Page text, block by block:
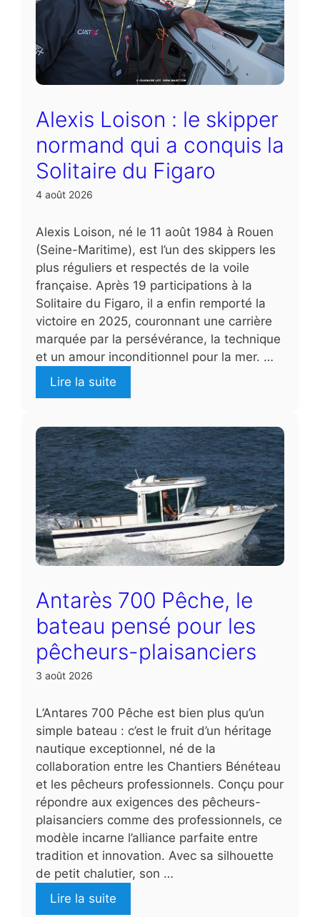
Alexis Loison : le skipper
normand qui a conquis la
Solitaire du Figaro
4 août 2026
Alexis Loison, né le 11 août 1984 à Rouen
(Seine-Maritime), est l’un des skippers les
plus réguliers et respectés de la voile
française. Après 19 participations à la
Solitaire du Figaro, il a enfin remporté la
victoire en 2025, couronnant une carrière
marquée par la persévérance, la technique
et un amour inconditionnel pour la mer. …
Lire la suite
Antarès 700 Pêche, le
bateau pensé pour les
pêcheurs-plaisanciers
3 août 2026
L’Antares 700 Pêche est bien plus qu’un
simple bateau : c’est le fruit d’un héritage
nautique exceptionnel, né de la
collaboration entre les Chantiers Bénéteau
et les pêcheurs professionnels. Conçu pour
répondre aux exigences des pêcheurs-
plaisanciers comme des professionnels, ce
modèle incarne l’alliance parfaite entre
tradition et innovation. Avec sa silhouette
de petit chalutier, son …
Lire la suite